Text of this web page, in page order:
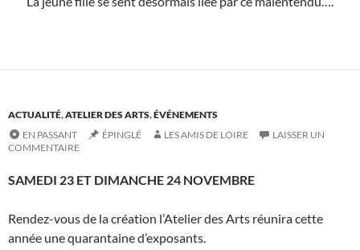
ACTUALITÉ,ATELIER DES ARTS,ÉVÉNEMENTS
EN PASSANT
ÉPINGLÉ LES AMIS DE LOIRE
LAISSER UN
COMMENTAIRE
SAMEDI 23 ET DIMANCHE 24 NOVEMBRE
Rendez-vous de la création l’Atelier des Arts réunira cette
année une quarantaine d’exposants.